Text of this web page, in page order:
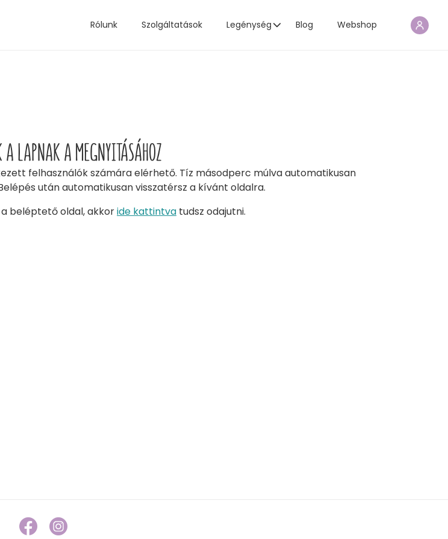
Rólunk Szolgáltatások Legénység Blog Webshop
LAPNAK A MEGNYITÁSÁHOZ
felhasználók számára elérhető. Tíz másodperc múlva automatikusan
után automatikusan visszatérsz a kívánt oldalra.
beléptető oldal, akkoride kattintva tudsz odajutni.